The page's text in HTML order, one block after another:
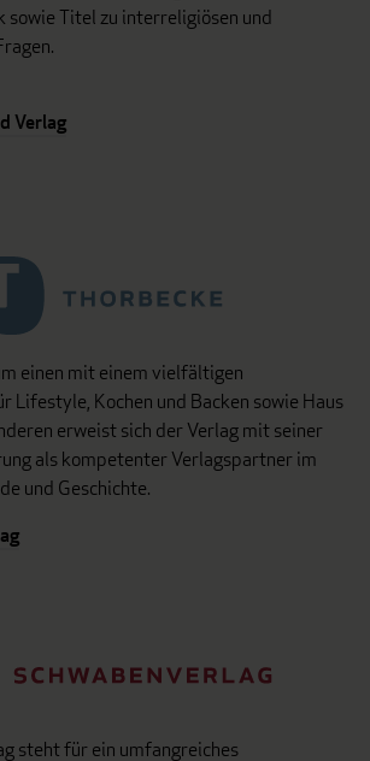
sowie Titel zu interreligiösen und
Verlag
einen mit einem vielfältigen
Kochen und Backen sowie Haus
erweist sich der Verlag mit seiner
als kompetenter Verlagspartner im
und Geschichte.
steht für ein umfangreiches